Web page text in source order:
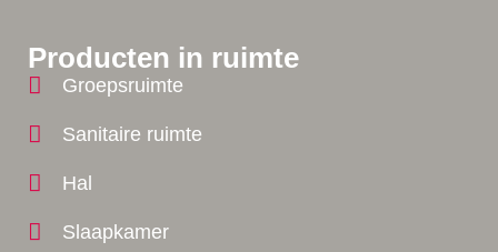
Producten in ruimte
Groepsruimte
Sanitaire ruimte
Hal
Slaapkamer